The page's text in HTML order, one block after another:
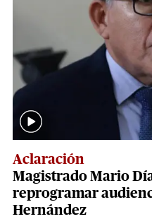
Aclaración
Magistrado Mario
reprogramar
Hernández